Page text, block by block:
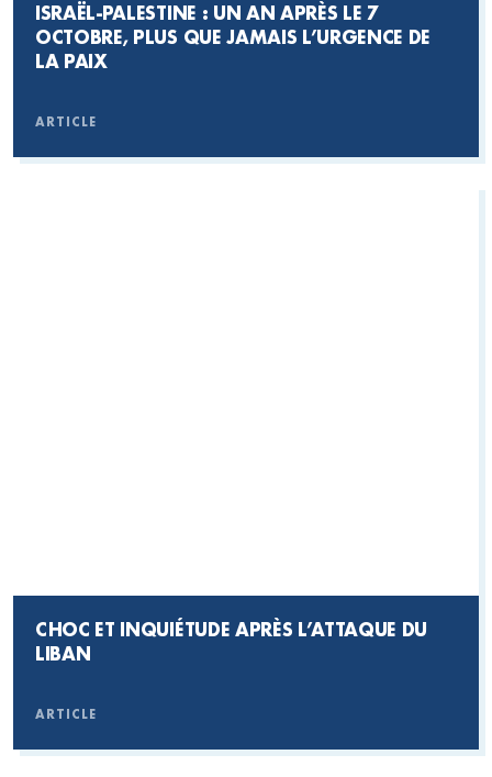
ISRAËL-PALESTINE : UN AN APRÈS LE 7
OCTOBRE, PLUS QUE JAMAIS L’URGENCE DE
LA PAIX
ARTICLE
CHOC ET INQUIÉTUDE APRÈS L’ATTAQUE DU
LIBAN
ARTICLE